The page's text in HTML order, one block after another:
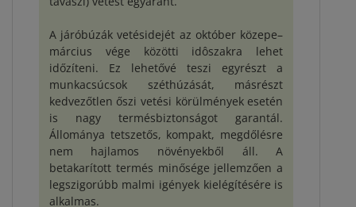
A járóbúzák vetésidejét az október közepe–
március vége közötti idôszakra lehet
időzíteni. Ez lehetővé teszi egyrészt a
munkacsúcsok széthúzását, másrészt
kedvezőtlen őszi vetési körülmények esetén
is nagy termésbiztonságot garantál.
Állománya tetszetős, kompakt, megdőlésre
nem hajlamos növényekből áll. A
betakarított termés minősége jellemzően a
legszigorúbb malmi igények kielégítésére is
alkalmas.